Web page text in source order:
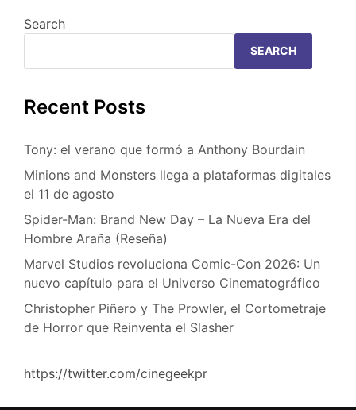
Search
SEARCH
Recent Posts
Tony: el verano que formó a Anthony Bourdain
Minions and Monsters llega a plataformas digitales
el 11 de agosto
Spider-Man: Brand New Day – La Nueva Era del
Hombre Araña (Reseña)
Marvel Studios revoluciona Comic-Con 2026: Un
nuevo capítulo para el Universo Cinematográfico
Christopher Piñero y The Prowler, el Cortometraje
de Horror que Reinventa el Slasher
https://twitter.com/cinegeekpr